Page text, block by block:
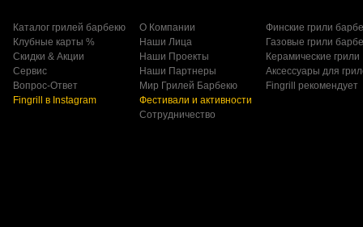
Каталог грилей барбекю
Клубные карты %
Скидки & Акции
Сервис
Вопрос-Ответ
Fingrill в Instagram
О Компании
Наши Лица
Наши Проекты
Наши Партнеры
Мир Грилей Барбекю
Фестивали и активности
Сотрудничество
Финские грили
Газовые грили
Керамические грили
Аксессуары для
Fingrill рекомендует